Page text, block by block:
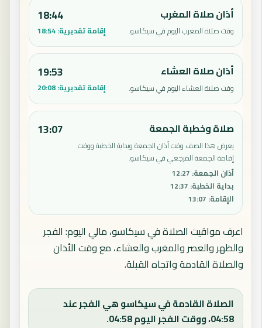
أذان صلاة المغرب
وقت صلاة المغرب اليوم في سيكاسو.
18:44
إقامة تقديرية:18:54
أذان صلاة العشاء
وقت صلاة العشاء اليوم في سيكاسو.
19:53
إقامة تقديرية:20:08
صلاة وخطبة الجمعة
يعرض هذا الصف وقت أذان الجمعة وبداية الخطبة ووقت
إقامة الجمعة المرجعي في سيكاسو.
أذان الجمعة:
12:27
بداية الخطبة:
12:37
الإقامة:
13:07
13:07
اعرف مواقيت الصلاة في سيكاسو، مالي اليوم: الفجر
والظهر والعصر والمغرب والعشاء، مع وقت الأذان
والصلاة القادمة واتجاه القبلة.
الصلاة القادمة في سيكاسو هي الفجر عند
04:58، ووقت الفجر اليوم 04:58.